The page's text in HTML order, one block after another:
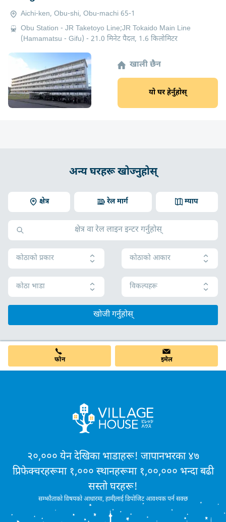
Aichi-ken, Obu-shi, Obu-machi 65-1
Obu Station - JR Taketoyo Line;JR Tokaido Main Line
(Hamamatsu - Gifu) - 21.0 मिनेट पैदल, 1.6 किलोमिटर
खाली छैन
यो घर हेर्नुहोस्
अन्य घरहरू खोज्नुहोस्
क्षेत्र म्याप
रेल मार्ग
कोठाको प्रकार कोठाको आकार
कोठा भाडा विकल्पहरू
खोजी गर्नुहोस्
फोन इमेल
२०,००० येन देखिका भाडाहरू! जापानभरका ४७
प्रिफेक्चरहरूमा १,००० स्थानहरूमा १,००,००० भन्दा बढी
सस्तो घरहरू!
सम्झौताको विषयको आधारमा, हामीलाई डिपोजिट आवश्यक पर्न सक्छ